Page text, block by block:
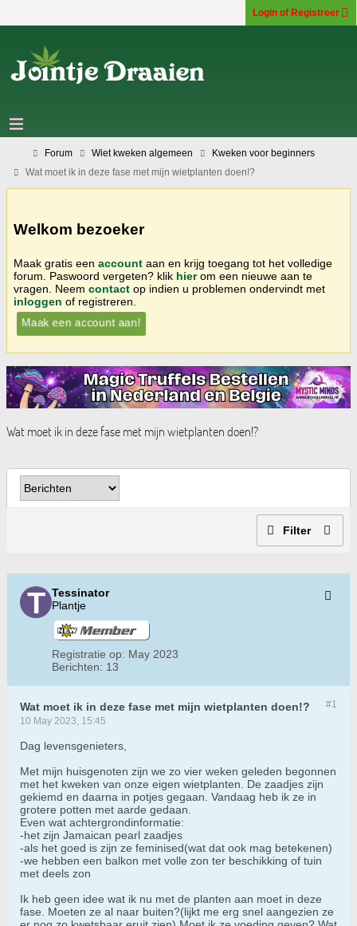
Login of Registreer
Forum Wiet kweken algemeen
Kweken voor beginners
Wat moet ik in deze fase met mijn wietplanten doen!?
Welkom bezoeker
Maak gratis een account aan en krijg toegang tot het volledige
forum. Paswoord vergeten? klik hierom een nieuwe aan te
vragen. Neem contact op indien u problemen ondervindt met
inloggen of registreren.
Maak een account aan!
Wat moet ik in deze fase met mijn wietplanten doen!?
Filter
Tessinator
Plantje
Registratie op: May 2023
Berichten: 13
#1
Wat moet ik in deze fase met mijn wietplanten doen!?
10 May 2023, 15:45
Dag levensgenieters,
Met mijn huisgenoten zijn we zo vier weken geleden begonnen
met het kweken van onze eigen wietplanten. De zaadjes zijn
gekiemd en daarna in potjes gegaan. Vandaag heb ik ze in
grotere potten met aarde gedaan.
Even wat achtergrondinformatie:
-het zijn Jamaican pearl zaadjes
-als het goed is zijn ze feminised(wat dat ook mag betekenen)
-we hebben een balkon met volle zon ter beschikking of tuin
met deels zon
Ik heb geen idee wat ik nu met de planten aan moet in deze
fase. Moeten ze al naar buiten?(lijkt me erg snel aangezien ze